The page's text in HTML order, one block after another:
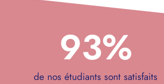
de nos étudiants sont satisfaits
93%